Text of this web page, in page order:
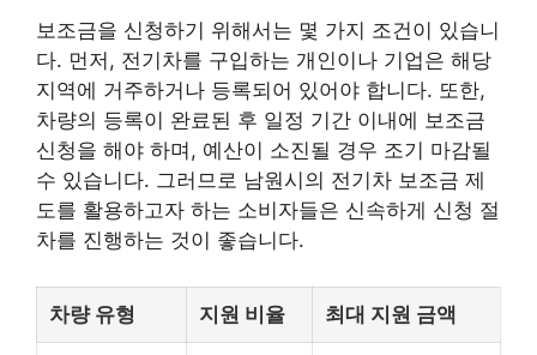
보조금을 신청하기 위해서는 몇 가지 조건이 있습니
다. 먼저, 전기차를 구입하는 개인이나 기업은 해당
지역에 거주하거나 등록되어 있어야 합니다. 또한,
차량의 등록이 완료된 후 일정 기간 이내에 보조금
신청을 해야 하며, 예산이 소진될 경우 조기 마감될
수 있습니다. 그러므로 남원시의 전기차 보조금 제
도를 활용하고자 하는 소비자들은 신속하게 신청 절
차를 진행하는 것이 좋습니다.
차량 유형 지원 비율 최대 지원 금액